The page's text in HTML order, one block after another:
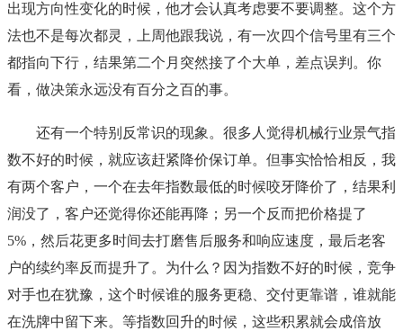
出现方向性变化的时候，他才会认真考虑要不要调整。这个方
法也不是每次都灵，上周他跟我说，有一次四个信号里有三个
都指向下行，结果第二个月突然接了个大单，差点误判。你
看，做决策永远没有百分之百的事。
还有一个特别反常识的现象。很多人觉得机械行业景气指
数不好的时候，就应该赶紧降价保订单。但事实恰恰相反，我
有两个客户，一个在去年指数最低的时候咬牙降价了，结果利
润没了，客户还觉得你还能再降；另一个反而把价格提了
5%，然后花更多时间去打磨售后服务和响应速度，最后老客
户的续约率反而提升了。为什么？因为指数不好的时候，竞争
对手也在犹豫，这个时候谁的服务更稳、交付更靠谱，谁就能
在洗牌中留下来。等指数回升的时候，这些积累就会成倍放